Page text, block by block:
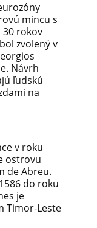
mincu s
rokov
zvolený v
Návrh
ľudskú
na
v roku
ostrovu
de Abreu.
do roku
je
Timor-Leste